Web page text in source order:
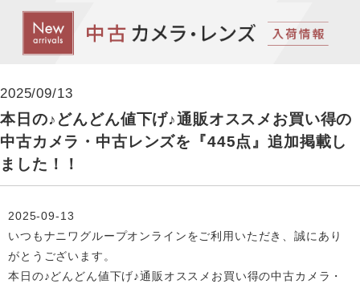
2025/09/13
本日の♪どんどん値下げ♪通販オススメお買い得の
中古カメラ・中古レンズを『445点』追加掲載し
ました！！
2025-09-13
いつもナニワグループオンラインをご利用いただき、誠にあり
がとうございます。
本日の♪どんどん値下げ♪通販オススメお買い得の中古カメラ・